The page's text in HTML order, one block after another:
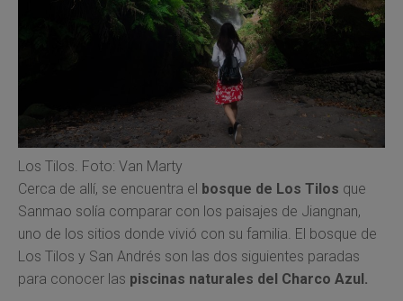
Los Tilos. Foto: Van Marty
Cerca de allí, se encuentra el bosque de Los Tilos que
Sanmao solía comparar con los paisajes de Jiangnan,
uno de los sitios donde vivió con su familia. El bosque de
Los Tilos y San Andrés son las dos siguientes paradas
para conocer las piscinas naturales del Charco Azul.